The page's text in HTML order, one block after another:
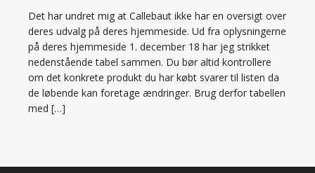
Det har undret mig at Callebaut ikke har en oversigt over
deres udvalg på deres hjemmeside. Ud fra oplysningerne
på deres hjemmeside 1. december 18 har jeg strikket
nedenstående tabel sammen. Du bør altid kontrollere
om det konkrete produkt du har købt svarer til listen da
de løbende kan foretage ændringer. Brug derfor tabellen
med […]